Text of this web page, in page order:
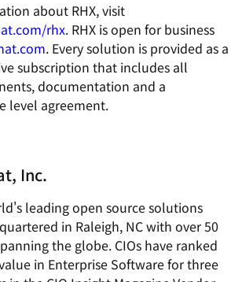
about RHX, visit
rhx. RHX is open for business
. Every solution is provided as a
subscription that includes all
documentation and a
level agreement.
Inc.
leading open source solutions
in Raleigh, NC with over 50
the globe. CIOs have ranked
in Enterprise Software for three